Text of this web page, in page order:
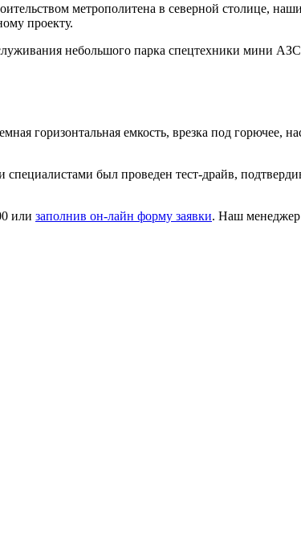
метрополитена в северной столице,
проекту.
небольшого парка спецтехники мини
горизонтальная емкость, врезка под горючее,
специалистами был проведен тест-драйв,
или заполнив он-лайн форму заявки. Наш